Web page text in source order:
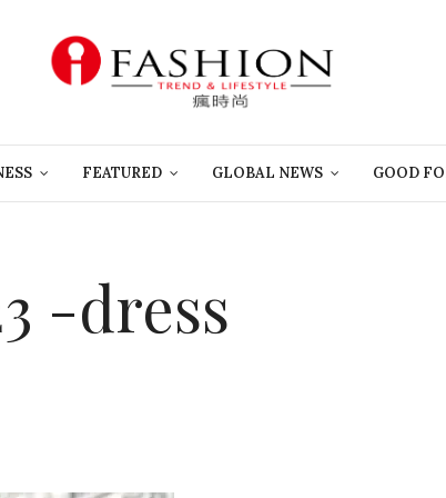
FEATURED GLOBAL NEWS GOOD
-dress